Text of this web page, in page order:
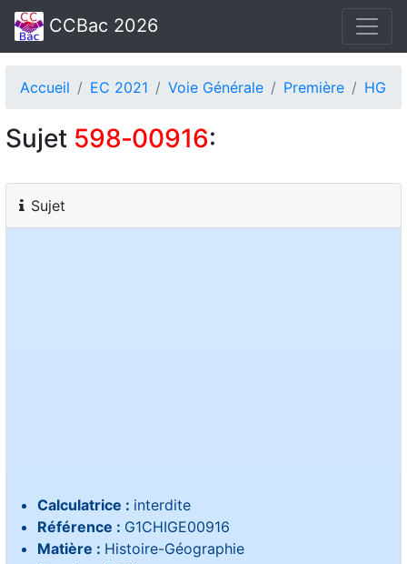
CCBac 2026
Accueil EC 2021 Voie Générale Première HG
Sujet 598‑00916:
Sujet
Calculatrice : interdite
Référence : G1CHIGE00916
Matière : Histoire-Géographie